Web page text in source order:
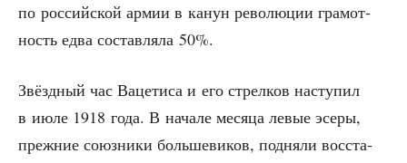
по рос­сий­ской армии в канун рево­лю­ции гра­мот­
ность едва состав­ля­ла 50%.
Звёзд­ный час Ваце­ти­са и его стрел­ков насту­пил
в июле 1918 года. В нача­ле меся­ца левые эсе­ры,
преж­ние союз­ни­ки боль­ше­ви­ков, под­ня­ли вос­ста­